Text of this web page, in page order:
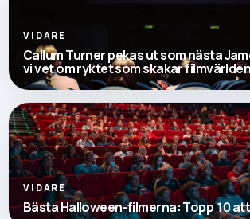
VIDARE
Callum Turner pekas ut som nästa
vi vet om ryktet som skakar
VIDARE
Bästa Halloween-filmerna: Topp 10